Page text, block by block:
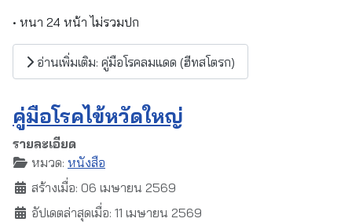
• หนา 24 หน้า ไม่รวมปก
อ่านเพิ่มเติม: คู่มือโรคลมแดด (ฮีทสโตรก)
คู่มือโรคไข้หวัดใหญ่
รายละเอียด
หมวด: หนังสือ
สร้างเมื่อ: 06 เมษายน 2569
อัปเดตล่าสุดเมื่อ: 11 เมษายน 2569